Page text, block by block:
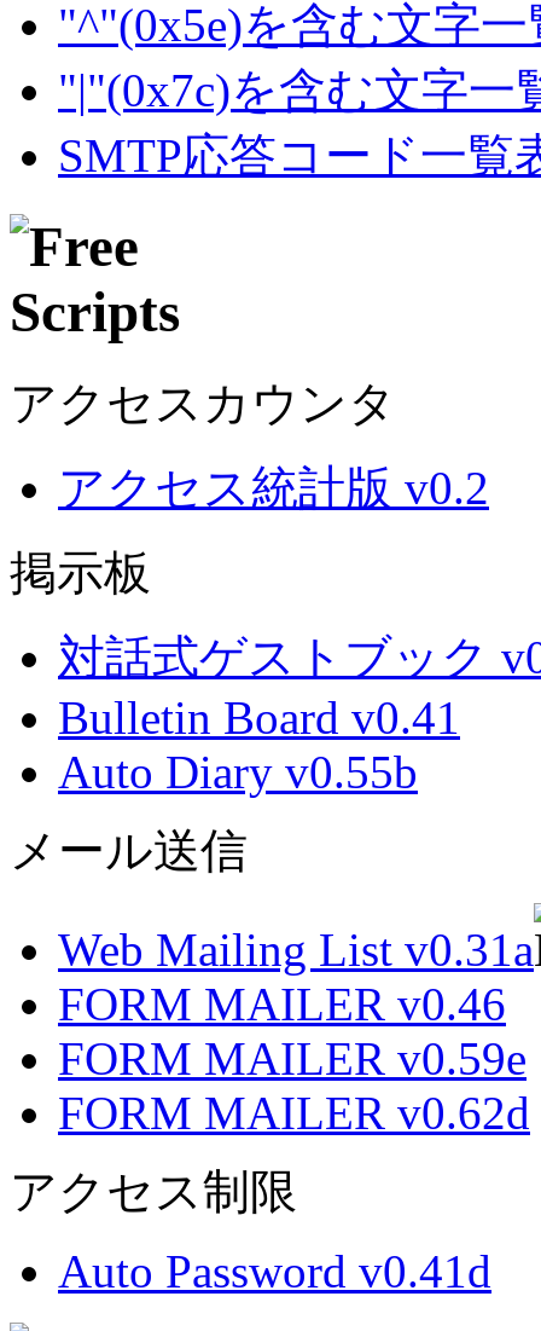
"^"(0x5e)を含む文字一
"|"(0x7c)を含む文字一
SMTP応答コード一覧
アクセスカウンタ
アクセス統計版 v0.2
掲示板
対話式ゲストブック
Bulletin Board v0.41
Auto Diary v0.55b
メール送信
Web Mailing List v0.31a
FORM MAILER v0.46
FORM MAILER v0.59e
FORM MAILER v0.62d
アクセス制限
Auto Password v0.41d